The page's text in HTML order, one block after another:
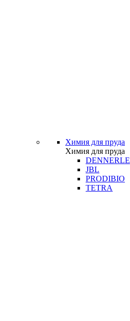
Химия для пруда
Химия для пруда
DENNERLE
JBL
PRODIBIO
TETRA